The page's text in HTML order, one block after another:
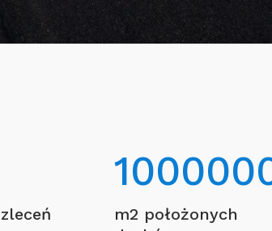
m2 położonych